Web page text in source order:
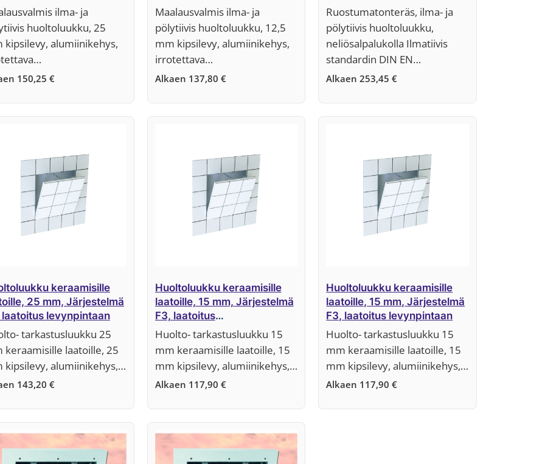
ilma- ja
huoltoluukku, 25
kipsilevy, alumiinikehys,
150,25 €
luukkuosa)
Maalausvalmis ilma- ja
pölytiivis huoltoluukku, 12,5
mm kipsilevy, alumiinikehys,
irrotettava…
Alkaen 137,80 €
Ruostumatonteräs, ilma- ja
pölytiivis huoltoluukku,
neliösalpalukolla Ilmatiivis
standardin DIN EN…
Alkaen253,45€
keraamisille
25 mm, Järjestelmä
laatoitus levynpintaan
tarkastusluukku 25
keraamisille laatoille, 25
kipsilevy, alumiinikehys,…
143,20 €
Huoltoluukku keraamisille
laatoille, 15 mm, Järjestelmä
F3, laatoitus
profiilikehykseen
Huolto- tarkastusluukku 15
mm keraamisille laatoille, 15
mm kipsilevy, alumiinikehys,…
Alkaen 117,90 €
Huoltoluukku keraamisille
laatoille, 15 mm, Järjestelmä
F3, laatoitus levynpintaan
Huolto- tarkastusluukku 15
mm keraamisille laatoille, 15
mm kipsilevy, alumiinikehys,…
Alkaen 117,90€